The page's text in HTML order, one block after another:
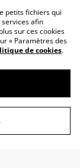
petits fichiers qui
afin
sur ces cookies
« Paramètres des
de cookies.